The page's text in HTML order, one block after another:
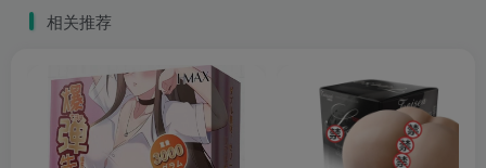
相关推荐